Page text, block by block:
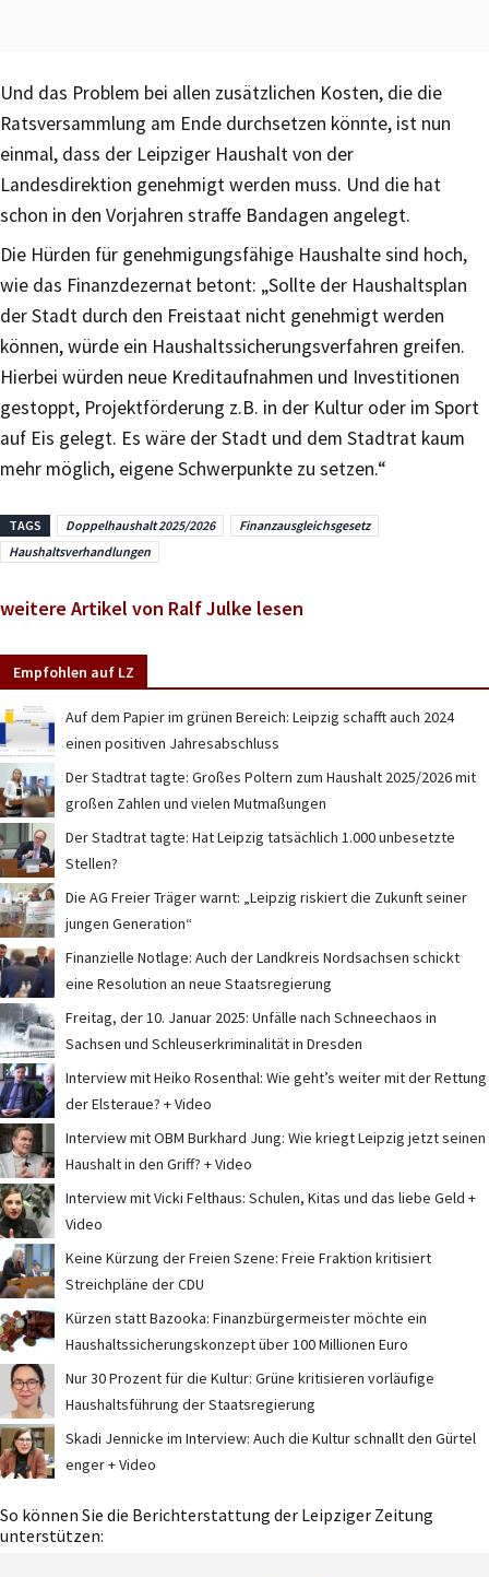
Und das Problem bei allen zusätzlichen Kosten, die die
Ratsversammlung am Ende durchsetzen könnte, ist nun
einmal, dass der Leipziger Haushalt von der
Landesdirektion genehmigt werden muss. Und die hat
schon in den Vorjahren straffe Bandagen angelegt.
Die Hürden für genehmigungsfähige Haushalte sind hoch,
wie das Finanzdezernat betont: „Sollte der Haushaltsplan
der Stadt durch den Freistaat nicht genehmigt werden
können, würde ein Haushaltssicherungsverfahren greifen.
Hierbei würden neue Kreditaufnahmen und Investitionen
gestoppt, Projektförderung z.B. in der Kultur oder im Sport
auf Eis gelegt. Es wäre der Stadt und dem Stadtrat kaum
mehr möglich, eigene Schwerpunkte zu setzen.“
TAGS Doppelhaushalt 2025/2026
Finanzausgleichsgesetz
Haushaltsverhandlungen
weitere Artikel von Ralf Julke lesen
Empfohlen auf LZ
Auf dem Papier im grünen Bereich: Leipzig schafft auch 2024
einen positiven Jahresabschluss
Der Stadtrat tagte: Großes Poltern zum Haushalt 2025/2026 mit
großen Zahlen und vielen Mutmaßungen
Der Stadtrat tagte: Hat Leipzig tatsächlich 1.000 unbesetzte
Stellen?
Die AG Freier Träger warnt: „Leipzig riskiert die Zukunft seiner
jungen Generation“
Finanzielle Notlage: Auch der Landkreis Nordsachsen schickt
eine Resolution an neue Staatsregierung
Freitag, der 10. Januar 2025: Unfälle nach Schneechaos in
Sachsen und Schleuserkriminalität in Dresden
Interview mit Heiko Rosenthal: Wie geht’s weiter mit der Rettung
der Elsteraue? + Video
Interview mit OBM Burkhard Jung: Wie kriegt Leipzig jetzt seinen
Haushalt in den Griff? + Video
Interview mit Vicki Felthaus: Schulen, Kitas und das liebe Geld +
Video
Keine Kürzung der Freien Szene: Freie Fraktion kritisiert
Streichpläne der CDU
Kürzen statt Bazooka: Finanzbürgermeister möchte ein
Haushaltssicherungskonzept über 100 Millionen Euro
Nur 30 Prozent für die Kultur: Grüne kritisieren vorläufige
Haushaltsführung der Staatsregierung
Skadi Jennicke im Interview: Auch die Kultur schnallt den Gürtel
enger + Video
So können Sie die Berichterstattung der Leipziger Zeitung
unterstützen: